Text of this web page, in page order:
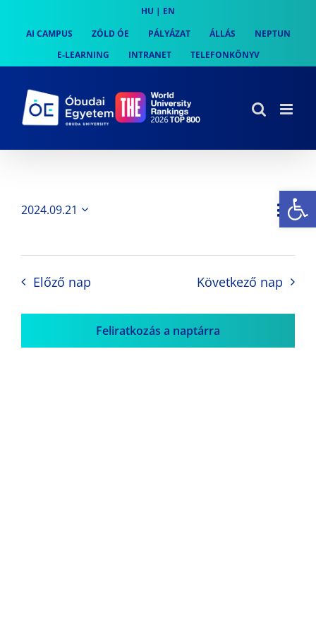
content
HU | EN
AI CAMPUS
ZÖLD ÓE PÁLYÁZAT ÁLLÁS
NEPTUN
E-LEARNING
INTRANET TELEFONKÖNYV
Nap
2024.09.21
Előző nap Következő nap
Feliratkozás a naptárra